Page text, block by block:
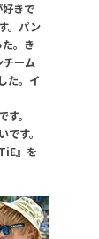
きで
。パン
。き
チーム
た。イ
。
す。
』を